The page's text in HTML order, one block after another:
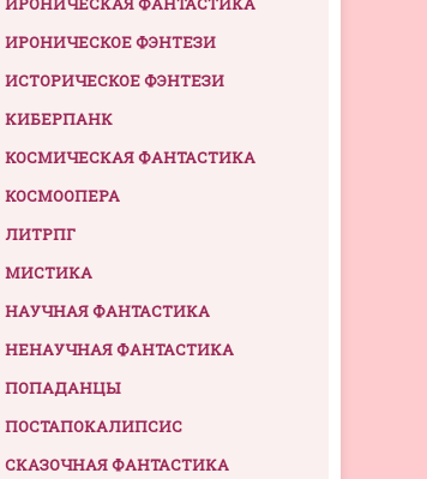
ИРОНИЧЕСКОЕ ФЭНТЕЗИ
ИСТОРИЧЕСКОЕ ФЭНТЕЗИ
КИБЕРПАНК
КОСМИЧЕСКАЯ ФАНТАСТИКА
КОСМООПЕРА
ЛИТРПГ
МИСТИКА
НАУЧНАЯ ФАНТАСТИКА
НЕНАУЧНАЯ ФАНТАСТИКА
ПОПАДАНЦЫ
ПОСТАПОКАЛИПСИС
СКАЗОЧНАЯ ФАНТАСТИКА